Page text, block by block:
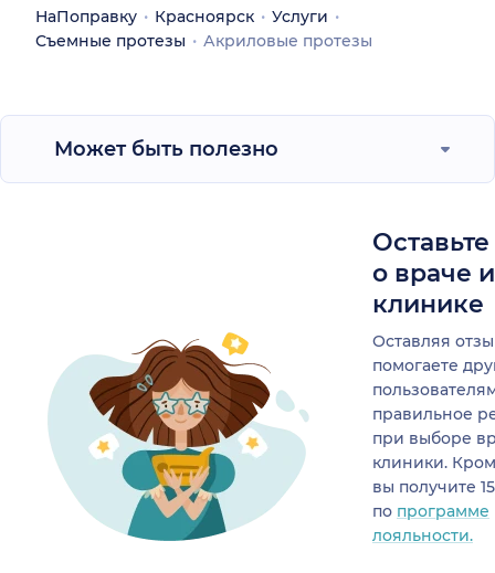
НаПоправку Красноярск
Услуги
Съемные протезы
Акриловые протезы
Может быть полезно
о враче
клинике
Оставляя
помогаете
правильное
при выборе
клиники.
вы получите
по программе
лояльности.